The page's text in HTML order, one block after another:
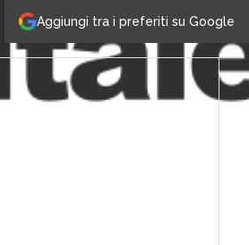
Aggiungi tra i preferiti su Google